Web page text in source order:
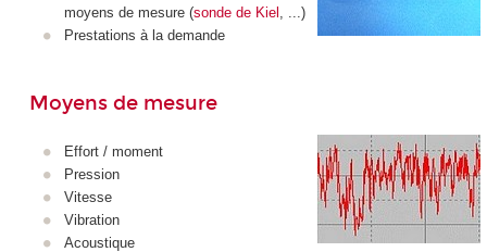
moyens de mesure (sonde de Kiel , ...)
Prestations à la demande
Moyens de mesure
Effort / moment
Pression
Vitesse
Vibration
Acoustique